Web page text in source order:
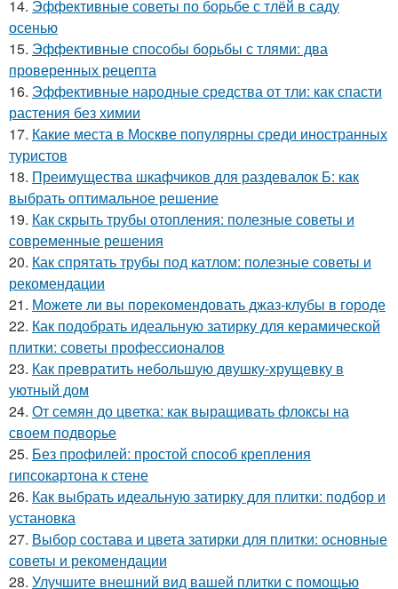
14. Эффективные советы по борьбе с тлёй в саду
осенью
15. Эффективные способы борьбы с тлями: два
проверенных рецепта
16. Эффективные народные средства от тли: как спасти
растения без химии
17. Какие места в Москве популярны среди иностранных
туристов
18. Преимущества шкафчиков для раздевалок Б: как
выбрать оптимальное решение
19. Как скрыть трубы отопления: полезные советы и
современные решения
20. Как спрятать трубы под катлом: полезные советы и
рекомендации
21. Можете ли вы порекомендовать джаз-клубы в городе
22. Как подобрать идеальную затирку для керамической
плитки: советы профессионалов
23. Как превратить небольшую двушку-хрущевку в
уютный дом
24. От семян до цветка: как выращивать флоксы на
своем подворье
25. Без профилей: простой способ крепления
гипсокартона к стене
26. Как выбрать идеальную затирку для плитки: подбор и
установка
27. Выбор состава и цвета затирки для плитки: основные
советы и рекомендации
28. Улучшите внешний вид вашей плитки с помощью